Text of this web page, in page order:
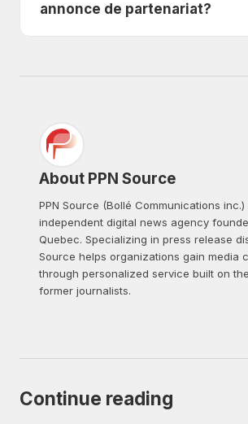
annonce de partenariat?
About PPN Source
PPN Source (Bollé Communications inc.)
independent digital news agency
Quebec. Specializing in press release
Source helps organizations gain media
through personalized service built on
former journalists.
Continue reading